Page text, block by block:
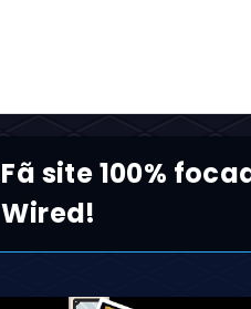
Fã site 100%
Wired!